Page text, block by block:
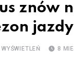
znów
WYŚWIETLEŃ 8